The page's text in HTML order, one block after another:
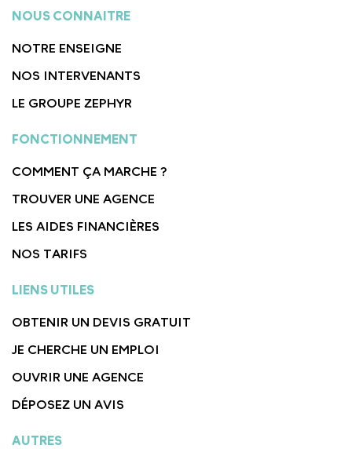
NOUS CONNAITRE
NOTRE ENSEIGNE
NOS INTERVENANTS
LE GROUPE ZEPHYR
FONCTIONNEMENT
COMMENT ÇA MARCHE ?
TROUVER UNE AGENCE
LES AIDES FINANCIÈRES
NOS TARIFS
LIENS UTILES
OBTENIR UN DEVIS GRATUIT
JE CHERCHE UN EMPLOI
OUVRIR UNE AGENCE
DÉPOSEZ UN AVIS
AUTRES